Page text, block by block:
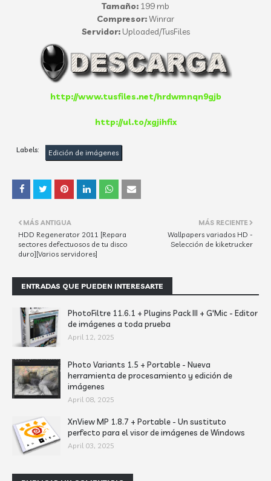
Tamaño: 199 mb
Compresor:Winrar
Servidor:Uploaded/TusFiles
http://www.tusfiles.net/hrdwmnqn9gjb
http://ul.to/xgjihfix
Labels: Edición de imágenes
MÁS RECIENTE
Wallpapers variados HD -
Selección de kiketrucker
MÁS ANTIGUA
HDD Regenerator 2011 [Repara
sectores defectuosos de tu disco
duro][Varios servidores]
ENTRADAS QUE PUEDEN INTERESARTE
PhotoFiltre 11.6.1 + Plugins Pack III + G'Mic - Editor
de imágenes a toda prueba
April 12, 2025
Photo Variants 1.5 + Portable - Nueva
herramienta de procesamiento y edición de
imágenes
April 08, 2025
XnView MP 1.8.7 + Portable - Un sustituto
perfecto para el visor de imágenes de Windows
April 03, 2025